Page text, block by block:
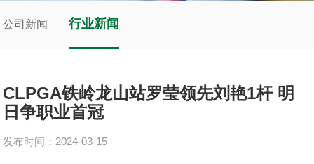
公司新闻 行业新闻
CLPGA铁岭龙山站罗莹领先刘艳1杆 明
日争职业首冠
发布时间：2024-03-15